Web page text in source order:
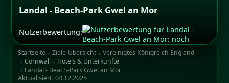
Landal - Beach-Park Gwel an Mor
Nutzerbewertung:
Startseite Ziele-Übersicht
Vereinigtes Königreich England
Cornwall
Hotels & Unterkünfte
Landal - Beach-Park Gwel an Mor
Aktualisiert:04.12.2025